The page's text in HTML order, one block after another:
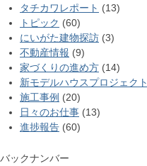
タチカワレポート (13)
トピック (60)
にいがた建物探訪 (3)
不動産情報 (9)
家づくりの進め方 (14)
新モデルハウスプロジェクト
施工事例 (20)
日々のお仕事 (13)
進捗報告 (60)
バックナンバー